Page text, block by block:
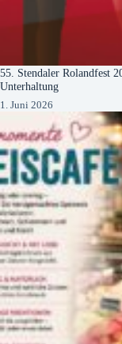
55. Stendaler Rolandfest
Unterhaltung
1. Juni 2026